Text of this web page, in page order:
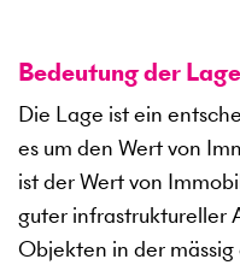
Bedeutung der
Die Lage ist ein
es um den Wert von
ist der Wert von
guter infrastruktureller
Objekten in der